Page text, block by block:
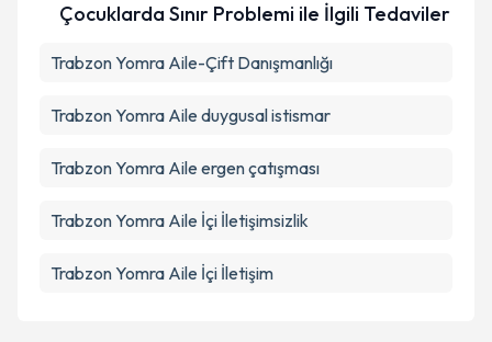
Çocuklarda Sınır Problemi ile İlgili Tedaviler
Trabzon Yomra Aile-Çift Danışmanlığı
Trabzon Yomra Aile duygusal istismar
Trabzon Yomra Aile ergen çatışması
Trabzon Yomra Aile İçi İletişimsizlik
Trabzon Yomra Aile İçi İletişim